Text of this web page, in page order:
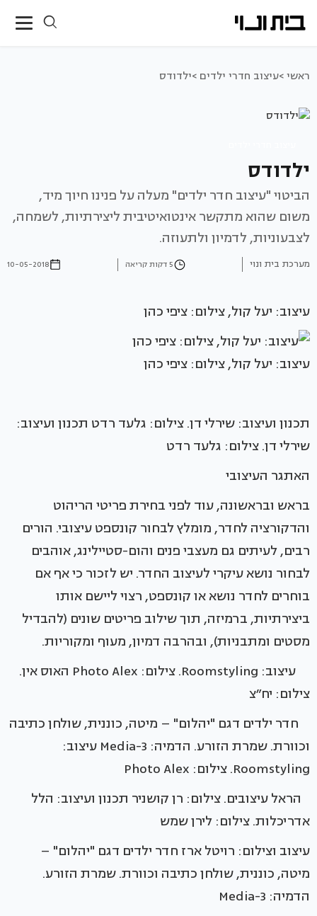
ראשי >עיצוב חדרי ילדים >ילדודס
ילדודס
הביטוי "עיצוב חדר ילדים" מעלה על פנינו חיוך מיד,
משום שהוא מתקשר אינטואיטיבית ליצירתיות, לשמחה,
לצבעוניות, לדמיון ולתעוזה.
מערכת בית ונוי 5 דקות קריאה 10-05-2018
עיצוב: יעל קול, צילום: ציפי כהן
עיצוב: יעל קול, צילום: ציפי כהן
תכנון ועיצוב: שירלי דן. צילום: גלעד רדט תכנון ועיצוב:
שירלי דן. צילום: גלעד רדט
האתגר העיצובי
בראש ובראשונה, עוד לפני בחירת פריטי הריהוט
והדקורציה לחדר, מומלץ לבחור קונספט עיצובי. הורים
רבים, לעיתים גם מעצבי פנים והום-סטיילינג, אוהבים
לבחור נושא עיקרי לעיצוב החדר. יש לזכור כי אף אם
בוחרים לחדר נושא או קונספט, רצוי ליישם אותו
ביצירתיות, ברמיזה, תוך שילוב פריטים שונים (להבדיל
מסטים ומתבניות), ובהרבה דמיון, מעוף ומקוריות.
עיצוב: Roomstyling. צילום: Photo Alex האוס אין.
צילום: יח״צ
חדר ילדים דגם "יהלום" – מיטה, כוננית, שולחן כתיבה
וכוורת. שמרת הזורע. הדמיה: 3-Media עיצוב:
Roomstyling. צילום: Photo Alex
הראל עיצובים. צילום: רן קושניר תכנון ועיצוב: הלל
אדריכלות. צילום: לירן שמש
עיצוב וצילום: רויטל ארז חדר ילדים דגם "יהלום" –
מיטה, כוננית, שולחן כתיבה וכוורת. שמרת הזורע.
הדמיה: 3-Media